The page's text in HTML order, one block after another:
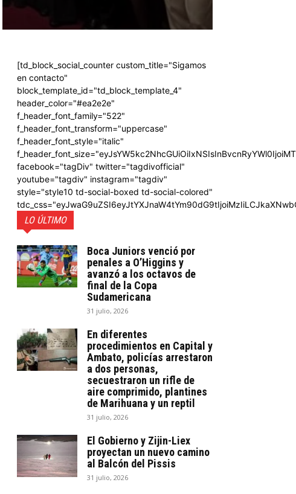
[td_block_social_counter custom_title="Sigamos
en contacto"
block_template_id="td_block_template_4"
header_color="#ea2e2e"
f_header_font_family="522"
f_header_font_transform="uppercase"
f_header_font_style="italic"
facebook="tagDiv" twitter="tagdivofficial"
youtube="tagdiv" instagram="tagdiv"
style="style10 td-social-boxed td-social-colored"
LO ÚLTIMO
Boca Juniors venció por
penales a O’Higgins y
avanzó a los octavos de
final de la Copa
Sudamericana
31 julio, 2026
En diferentes
procedimientos en Capital y
Ambato, policías arrestaron
a dos personas,
secuestraron un rifle de
aire comprimido, plantines
de Marihuana y un reptil
31 julio, 2026
El Gobierno y Zijin-Liex
proyectan un nuevo camino
al Balcón del Pissis
31 julio, 2026